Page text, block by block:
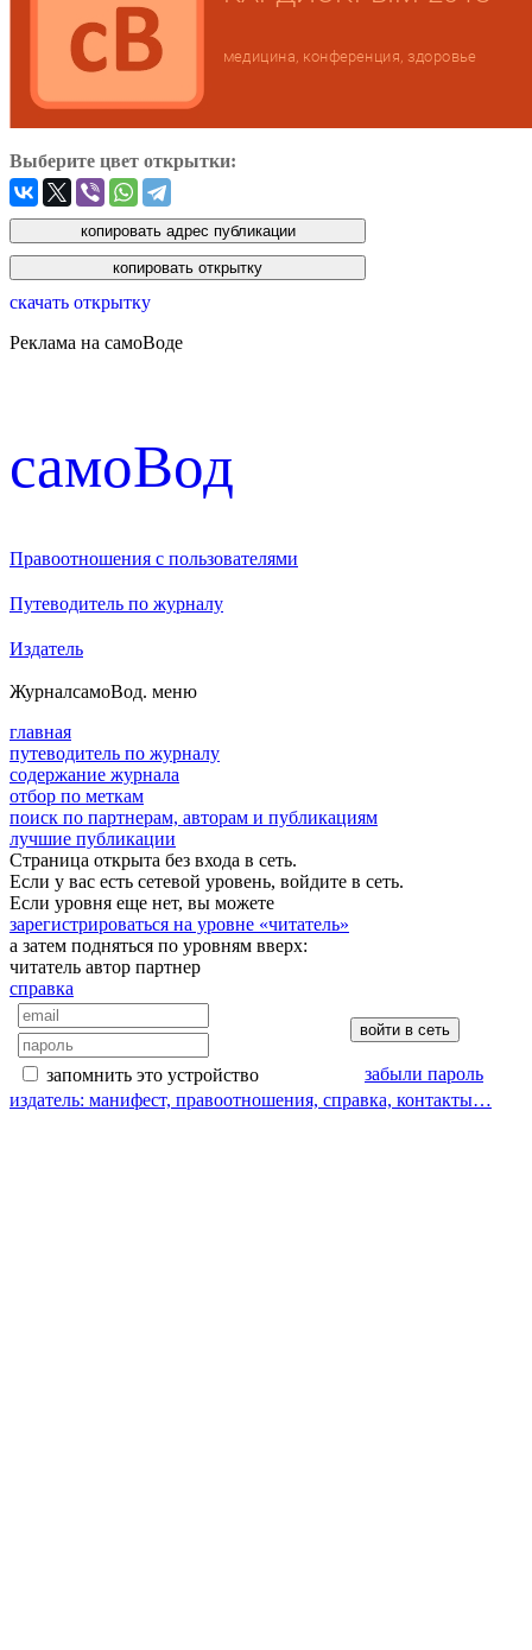
Выберите цвет открытки:
скачать открытку
Реклама на самоВоде
cамоВод
Правоотношения с пользователями
Путеводитель по журналу
Издатель
ЖурналсамоВод. меню
главная
путеводитель по журналу
содержание журнала
отбор по меткам
поиск по партнерам, авторам и публикациям
лучшие публикации
Страница открыта без входа в сеть.
Если у вас есть сетевой уровень, войдите в сеть.
Если уровня еще нет, вы можете
зарегистрироваться на уровне «читатель»
а затем подняться по уровням вверх:
читатель автор партнер
справка
запомнить это устройство
забыли пароль
издатель: манифест, правоотношения, справка, контакты…